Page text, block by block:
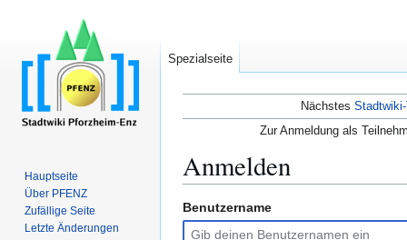
Nächstes
Zur Anmeldung als
Anmelden
Zur
Navigation
Zur
Suche
Benutzername
Spezialseite
Hauptseite
Über PFENZ
Zufällige Seite
Letzte Änderungen